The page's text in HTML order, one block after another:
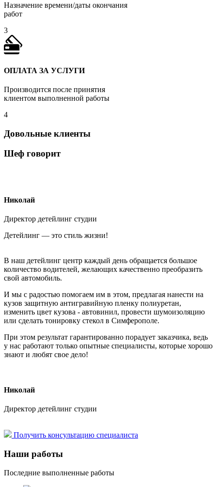
Назначение времени/даты окончания
работ
3
ОПЛАТА ЗА УСЛУГИ
Производится после принятия
клиентом выполненной работы
4
Довольные клиенты
Шеф говорит
Николай
Директор детейлинг студии
Детейлинг — это стиль жизни!
В наш детейлинг центр каждый день обращается большое
количество водителей, желающих качественно преобразить
свой автомобиль.
И мы с радостью помогаем им в этом, предлагая нанести на
кузов защитную антигравийную пленку полиуретан,
изменить цвет кузова - автовинил, провести шумоизоляцию
или сделать тонировку стекол в Симферополе.
При этом результат гарантированно порадует заказчика, ведь
у нас работают только опытные специалисты, которые хорошо
знают и любят свое дело!
Николай
Директор детейлинг студии
Получить консультацию специалиста
Наши работы
Последние выполненные работы